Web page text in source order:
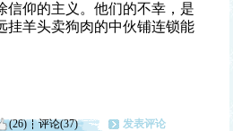
信仰的主义。他们的不幸，是
挂羊头卖狗肉的中伙铺连锁能
(26) 评论(37) 发表评论